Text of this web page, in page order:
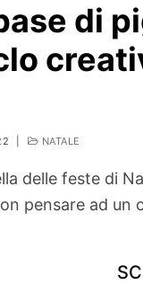
di
NATALE
delle feste di
pensare ad un